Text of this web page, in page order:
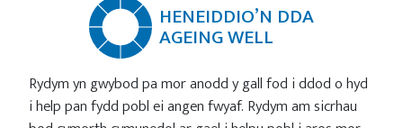
HENEIDDIO’N DDA
AGEING WELL
Rydym yn gwybod pa mor anodd y gall fod i ddod o hyd
i help pan fydd pobl ei angen fwyaf. Rydym am sicrhau